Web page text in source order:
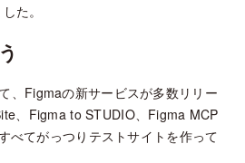
た。
、Figmaの新サービスが多数リリー
、Figma to STUDIO、Figma MCP
べてがっつりテストサイトを作って